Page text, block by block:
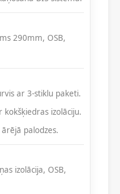
290mm, OSB,
ar 3-stiklu paketi.
kokšķiedras izolāciju.
palodzes.
izolācija, OSB,